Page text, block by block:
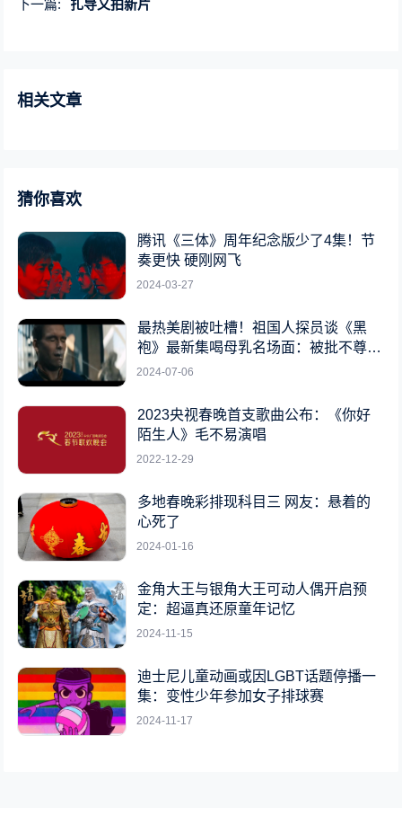
下一篇:
扎导又拍新片
相关文章
猜你喜欢
腾讯《三体》周年纪念版少了4集！节
奏更快 硬刚网飞
2024-03-27
最热美剧被吐槽！祖国人探员谈《黑
袍》最新集喝母乳名场面：被批不尊重
女性
2024-07-06
2023央视春晚首支歌曲公布：《你好
陌生人》毛不易演唱
2022-12-29
多地春晚彩排现科目三 网友：悬着的
心死了
2024-01-16
金角大王与银角大王可动人偶开启预
定：超逼真还原童年记忆
2024-11-15
迪士尼儿童动画或因LGBT话题停播一
集：变性少年参加女子排球赛
2024-11-17